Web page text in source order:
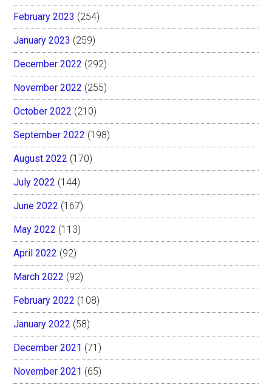
February 2023 (254)
January 2023 (259)
December 2022 (292)
November 2022 (255)
October 2022 (210)
September 2022 (198)
August 2022 (170)
July 2022 (144)
June 2022 (167)
May 2022 (113)
April 2022 (92)
March 2022 (92)
February 2022 (108)
January 2022 (58)
December 2021 (71)
November 2021 (65)